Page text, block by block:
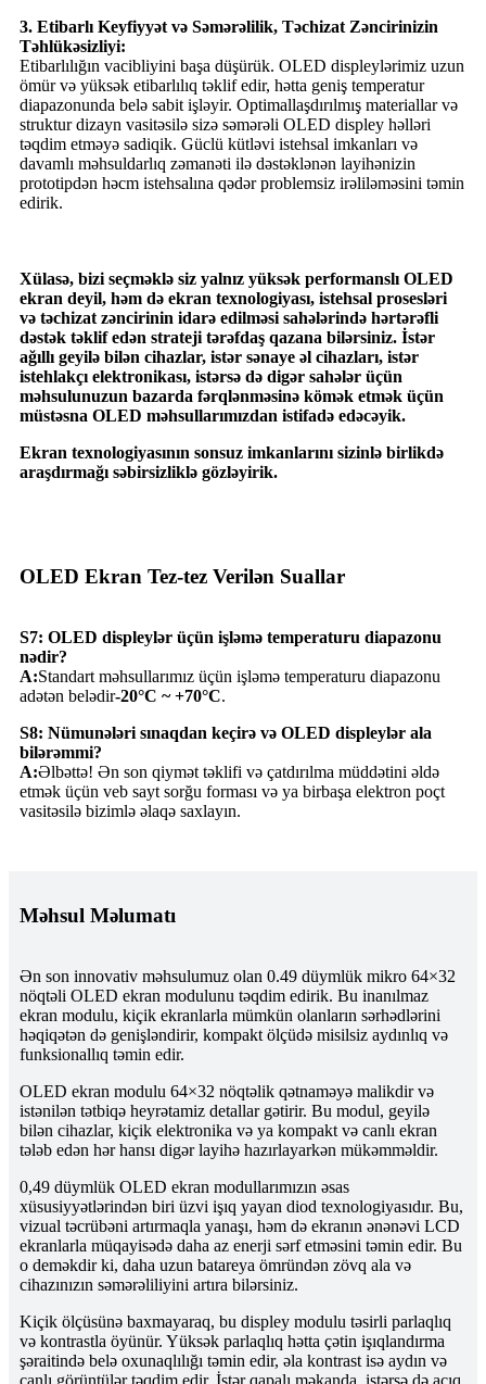
3. Etibarlı Keyfiyyət və Səmərəlilik, Təchizat Zəncirinizin
Təhlükəsizliyi:
Etibarlılığın vacibliyini başa düşürük. OLED displeylərimiz uzun
ömür və yüksək etibarlılıq təklif edir, hətta geniş temperatur
diapazonunda belə sabit işləyir. Optimallaşdırılmış materiallar və
struktur dizayn vasitəsilə sizə səmərəli OLED displey həlləri
təqdim etməyə sadiqik. Güclü kütləvi istehsal imkanları və
davamlı məhsuldarlıq zəmanəti ilə dəstəklənən layihənizin
prototipdən həcm istehsalına qədər problemsiz irəliləməsini təmin
edirik.
Xülasə, bizi seçməklə siz yalnız yüksək performanslı OLED
ekran deyil, həm də ekran texnologiyası, istehsal prosesləri
və təchizat zəncirinin idarə edilməsi sahələrində hərtərəfli
dəstək təklif edən strateji tərəfdaş qazana bilərsiniz. İstər
ağıllı geyilə bilən cihazlar, istər sənaye əl cihazları, istər
istehlakçı elektronikası, istərsə də digər sahələr üçün
məhsulunuzun bazarda fərqlənməsinə kömək etmək üçün
müstəsna OLED məhsullarımızdan istifadə edəcəyik.
Ekran texnologiyasının sonsuz imkanlarını sizinlə birlikdə
araşdırmağı səbirsizliklə gözləyirik.
OLED Ekran Tez-tez Verilən Suallar
S7: OLED displeylər üçün işləmə temperaturu diapazonu
nədir?
A:Standart məhsullarımız üçün işləmə temperaturu diapazonu
adətən belədir-20°C ~ +70°C.
S8: Nümunələri sınaqdan keçirə və OLED displeylər ala
bilərəmmi?
A:Əlbəttə! Ən son qiymət təklifi və çatdırılma müddətini əldə
etmək üçün veb sayt sorğu forması və ya birbaşa elektron poçt
vasitəsilə bizimlə əlaqə saxlayın.
Məhsul Məlumatı
Ən son innovativ məhsulumuz olan 0.49 düymlük mikro 64×32
nöqtəli OLED ekran modulunu təqdim edirik. Bu inanılmaz
ekran modulu, kiçik ekranlarla mümkün olanların sərhədlərini
həqiqətən də genişləndirir, kompakt ölçüdə misilsiz aydınlıq və
funksionallıq təmin edir.
OLED ekran modulu 64×32 nöqtəlik qətnaməyə malikdir və
istənilən tətbiqə heyrətamiz detallar gətirir. Bu modul, geyilə
bilən cihazlar, kiçik elektronika və ya kompakt və canlı ekran
tələb edən hər hansı digər layihə hazırlayarkən mükəmməldir.
0,49 düymlük OLED ekran modullarımızın əsas
xüsusiyyətlərindən biri üzvi işıq yayan diod texnologiyasıdır. Bu,
vizual təcrübəni artırmaqla yanaşı, həm də ekranın ənənəvi LCD
ekranlarla müqayisədə daha az enerji sərf etməsini təmin edir. Bu
o deməkdir ki, daha uzun batareya ömründən zövq ala və
cihazınızın səmərəliliyini artıra bilərsiniz.
Kiçik ölçüsünə baxmayaraq, bu displey modulu təsirli parlaqlıq
və kontrastla öyünür. Yüksək parlaqlıq hətta çətin işıqlandırma
şəraitində belə oxunaqlılığı təmin edir, əla kontrast isə aydın və
canlı görüntülər təqdim edir. İstər qapalı məkanda, istərsə də açıq